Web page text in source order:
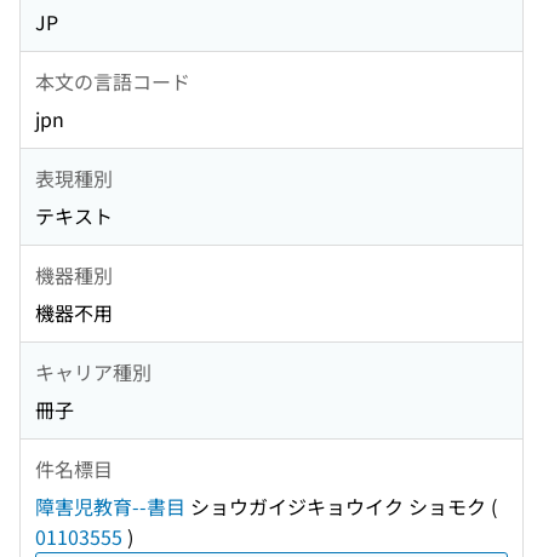
JP
本文の言語コード
jpn
表現種別
テキスト
機器種別
機器不用
キャリア種別
冊子
件名標目
障害児教育--書目 ショウガイジキョウイク ショモク (
01103555 )